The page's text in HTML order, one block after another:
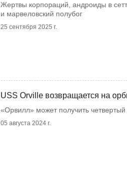
Жертвы корпораций, андроиды в
и марвеловский полубог
25 сентября 2025 г.
USS Orville возвращается на
«Орвилл» может получить четвертый
05 августа 2024 г.